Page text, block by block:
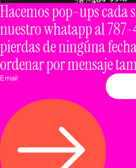
Hacemos pop-ups cada
nuestro whatapp al 787-
pierdas de ningúna
ordenar por mensaje
Email